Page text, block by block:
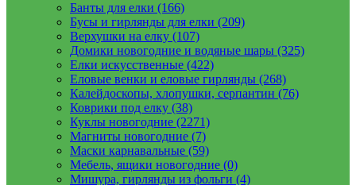
Банты для елки (166)
Бусы и гирлянды для елки (209)
Верхушки на елку (107)
Домики новогодние и водяные шары (325)
Елки искусственные (422)
Еловые венки и еловые гирлянды (268)
Калейдоскопы, хлопушки, серпантин (76)
Коврики под елку (38)
Куклы новогодние (2271)
Магниты новогодние (7)
Маски карнавальные (59)
Мебель, ящики новогодние (0)
Мишура, гирлянды из фольги (4)